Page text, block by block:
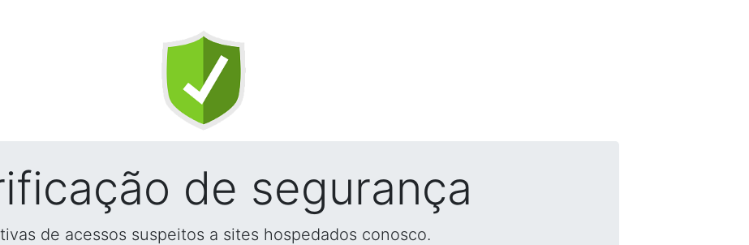
de segurança
de acessos suspeitos a sites hospedados conosco.